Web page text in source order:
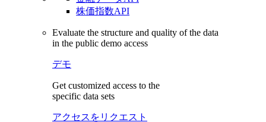
株価指数API
Evaluate the structure and quality of the data
in the public demo access
デモ
Get customized access to the
specific data sets
アクセスをリクエスト